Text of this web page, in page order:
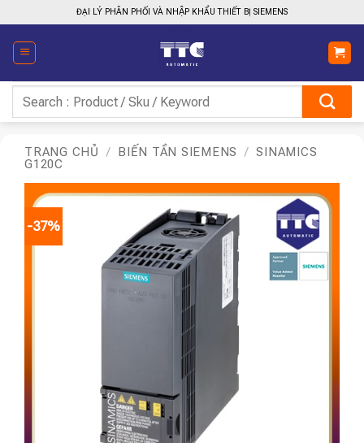
qua
nội
dung
ĐẠI LÝ PHÂN PHỐI VÀ NHẬP KHẨU THIẾT BỊ SIEMENS
kiếm:
TRANG CHỦ / BIẾN TẦN SIEMENS / SINAMICS
G120C
-37%